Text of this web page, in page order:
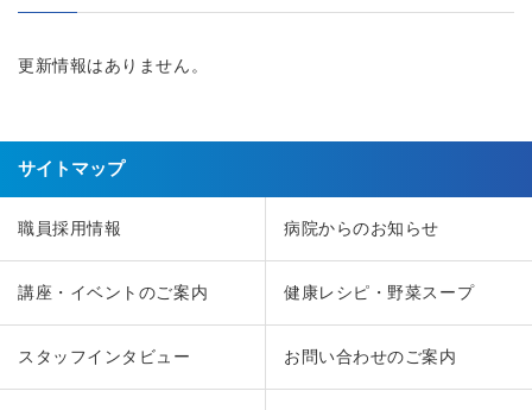
更新情報はありません。
サイトマップ
職員採用情報 病院からのお知らせ
講座・イベントのご案内 健康レシピ・野菜スープ
スタッフインタビュー お問い合わせのご案内